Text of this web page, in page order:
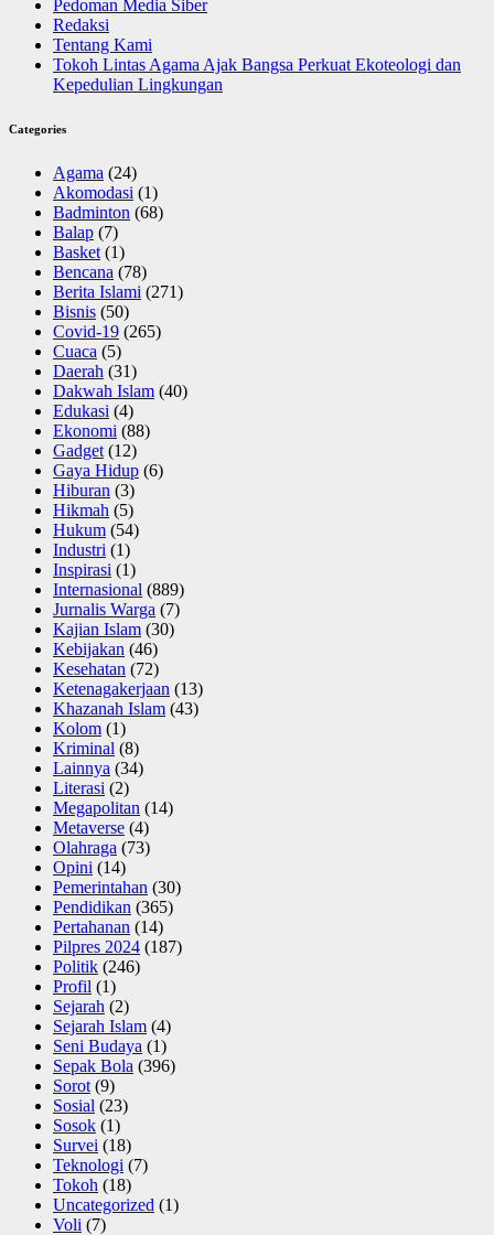
Pedoman Media Siber
Redaksi
Tentang Kami
Tokoh Lintas Agama Ajak Bangsa Perkuat Ekoteologi dan
Kepedulian Lingkungan
Categories
Agama (24)
Akomodasi (1)
Badminton (68)
Balap (7)
Basket (1)
Bencana (78)
Berita Islami (271)
Bisnis (50)
Covid-19 (265)
Cuaca (5)
Daerah (31)
Dakwah Islam (40)
Edukasi (4)
Ekonomi (88)
Gadget (12)
Gaya Hidup (6)
Hiburan (3)
Hikmah (5)
Hukum (54)
Industri (1)
Inspirasi (1)
Internasional (889)
Jurnalis Warga (7)
Kajian Islam (30)
Kebijakan (46)
Kesehatan (72)
Ketenagakerjaan (13)
Khazanah Islam (43)
Kolom (1)
Kriminal (8)
Lainnya (34)
Literasi (2)
Megapolitan (14)
Metaverse (4)
Olahraga (73)
Opini (14)
Pemerintahan (30)
Pendidikan (365)
Pertahanan (14)
Pilpres 2024 (187)
Politik (246)
Profil (1)
Sejarah (2)
Sejarah Islam (4)
Seni Budaya (1)
Sepak Bola (396)
Sorot (9)
Sosial (23)
Sosok (1)
Survei (18)
Teknologi (7)
Tokoh (18)
Uncategorized (1)
Voli (7)